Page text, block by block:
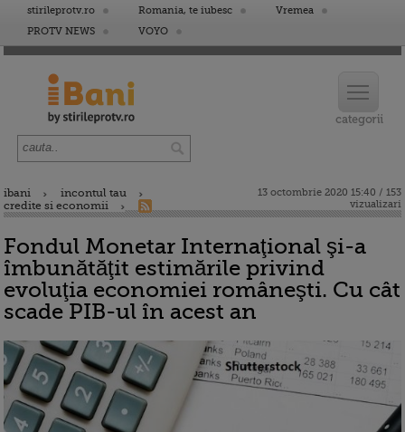
stirileprotv.ro Romania, te iubesc
Vremea
PROTV NEWS
VOYO
ibani
incontul tau
credite si economii
13 octombrie 2020 15:40 / 153
vizualizari
Fondul Monetar Internaţional şi-a
îmbunătăţit estimările privind
evoluţia economiei româneşti. Cu cât
scade PIB-ul în acest an